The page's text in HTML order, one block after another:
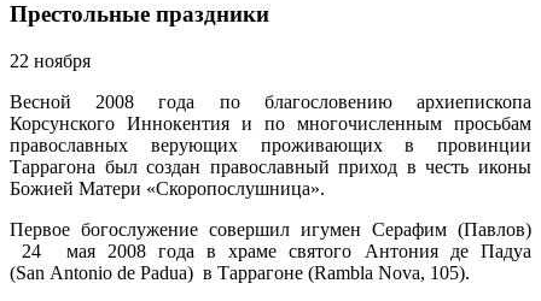
Престольные праздники
22 ноября
Весной 2008 года по благословению архиепископа
Корсунского Иннокентия и по многочисленным просьбам
православных верующих проживающих в провинции
Таррагона был создан православный приход в честь иконы
Божией Матери «Скоропослушница».
Первое богослужение совершил игумен Серафим (Павлов)
24 мая 2008 года в храме святого Антония де Падуа
(San Antonio de Padua) в Таррагоне (Rambla Nova, 105).